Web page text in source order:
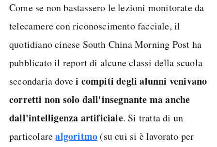
Come se non bastassero le lezioni monitorate da
telecamere con riconoscimento facciale, il
quotidiano cinese South China Morning Post ha
pubblicato il report di alcune classi della scuola
secondaria dovei compiti degli alunni venivano
corretti non solo dall'insegnante ma anche
dall'intelligenza artificiale. Si tratta di un
particolarealgoritmo (su cui si è lavorato per